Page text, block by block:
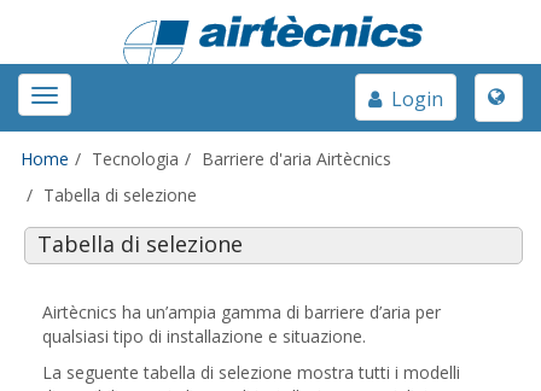
Toggle
navigation
Toggle
Login
Home Tecnologia
Barriere d'aria Airtècnics
Tabella di selezione
Tabella di selezione
Airtècnics ha un’ampia gamma di barriere d’aria per
qualsiasi tipo di installazione e situazione.
La seguente tabella di selezione mostra tutti i modelli